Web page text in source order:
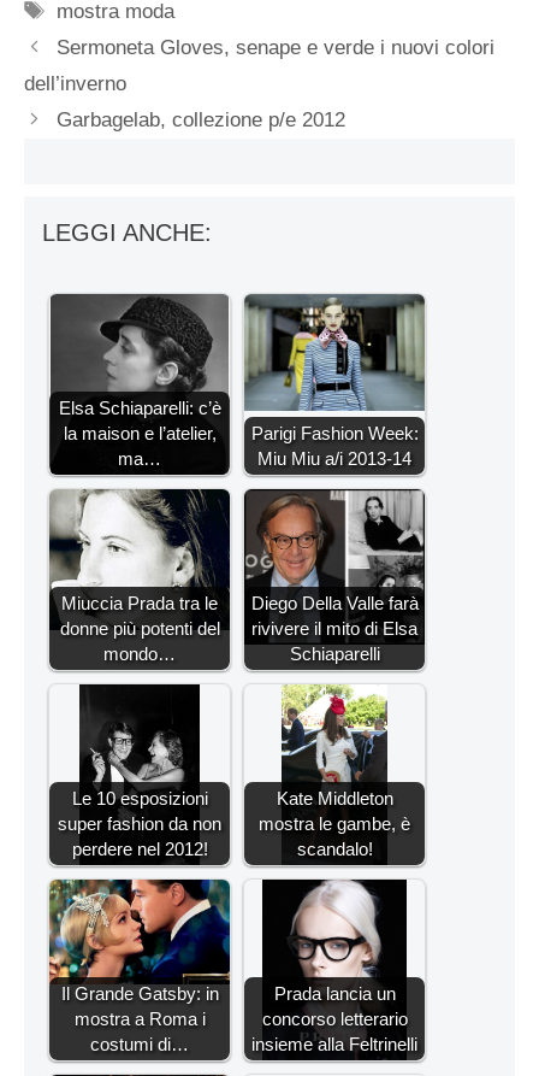
Tag
mostra moda
Sermoneta Gloves, senape e verde i nuovi colori
dell’inverno
Garbagelab, collezione p/e 2012
LEGGI ANCHE:
Elsa Schiaparelli: c’è
la maison e l’atelier,
ma…
Parigi Fashion Week:
Miu Miu a/i 2013-14
Miuccia Prada tra le
donne più potenti del
mondo…
Diego Della Valle farà
rivivere il mito di Elsa
Schiaparelli
Le 10 esposizioni
super fashion da non
perdere nel 2012!
Kate Middleton
mostra le gambe, è
scandalo!
Il Grande Gatsby: in
mostra a Roma i
costumi di…
Prada lancia un
concorso letterario
insieme alla Feltrinelli